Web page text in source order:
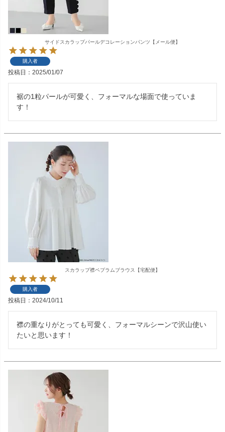
サイドスカラップパールデコレーションパンツ【メール便】
購入者
投稿日 2025/01/07
裾の1粒パールが可愛く、フォーマルな場面で使っていま
す！
スカラップ襟ペプラムブラウス【宅配便】
購入者
投稿日 2024/10/11
襟の重なりがとっても可愛く、フォーマルシーンで沢山使い
たいと思います！